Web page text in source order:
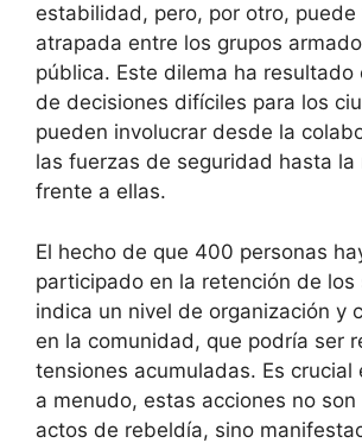
estabilidad, pero, por otro, puede
atrapada entre los grupos
pública. Este dilema ha resultado
de decisiones difíciles para los
pueden involucrar desde la
las fuerzas de seguridad hasta la
frente a ellas.
El hecho de que 400 personas
participado en la retención de los
indica un nivel de organización y
en la comunidad, que podría ser
tensiones acumuladas. Es crucial
a menudo, estas acciones no
actos de rebeldía, sino